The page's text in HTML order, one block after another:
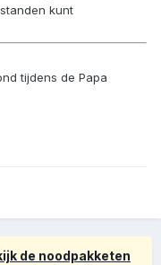
kunt
tijdens de Papa
de noodpakketen